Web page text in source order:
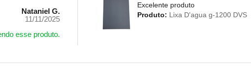
Nataniel G.
11/11/2025
esse produto.
Excelente produto
Produto: Lixa D'agua g-1200 DVS